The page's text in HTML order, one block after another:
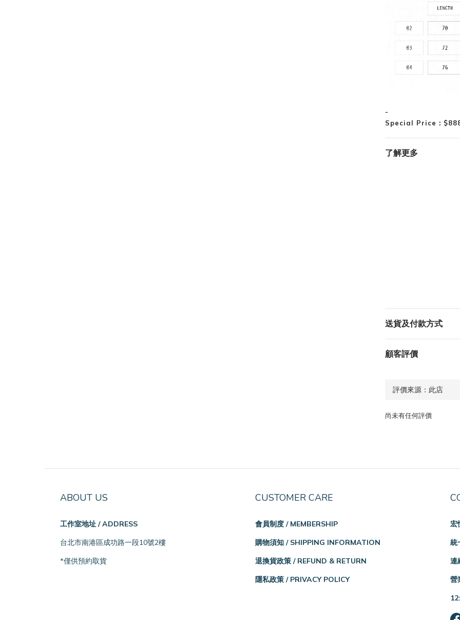
-
Special Price ：
了解更多
送貨及付款方式
顧客評價
尚未有任何評價
ABOUT US
工作室地址 / ADDRESS
台北市南港區成功路一段10號2樓
*僅供預約取貨
CUSTOMER CARE
會員制度 / MEMBERSHIP
購物須知 / SHIPPING INFORMATION
退換貨政策 / REFUND & RETURN
隱私政策 / PRIVACY POLICY
宏
統
連
營